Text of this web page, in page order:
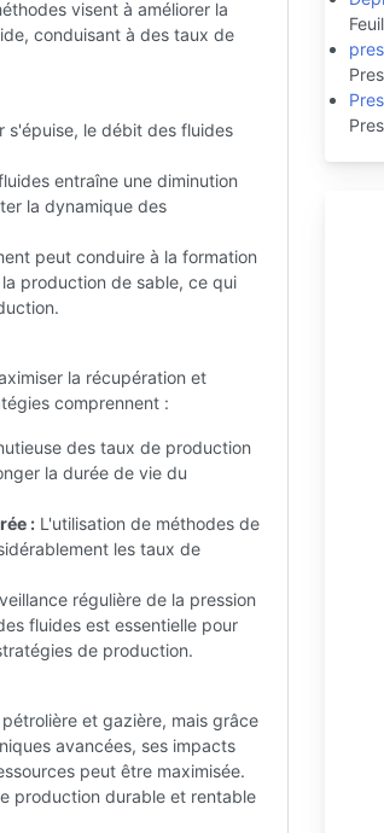
visent à améliorer la
conduisant à des taux de
s'épuise, le débit des fluides
entraîne une diminution
la dynamique des
peut conduire à la formation
production de sable, ce qui
la récupération et
comprennent :
des taux de production
la durée de vie du
: L'utilisation de méthodes de
les taux de
régulière de la pression
fluides est essentielle pour
de production.
et gazière, mais grâce
avancées, ses impacts
peut être maximisée.
production durable et rentable